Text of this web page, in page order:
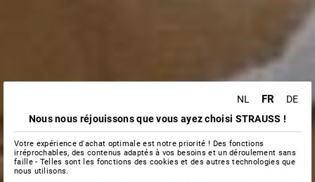
NL FR
DE
Nous nous réjouissons que vous ayez choisi STRAUSS !
Votre expérience d'achat optimale est notre priorité ! Des fonctions
irréprochables, des contenus adaptés à vos besoins et un déroulement sans
faille - Telles sont les fonctions des cookies et des autres technologies que
nous utilisons.